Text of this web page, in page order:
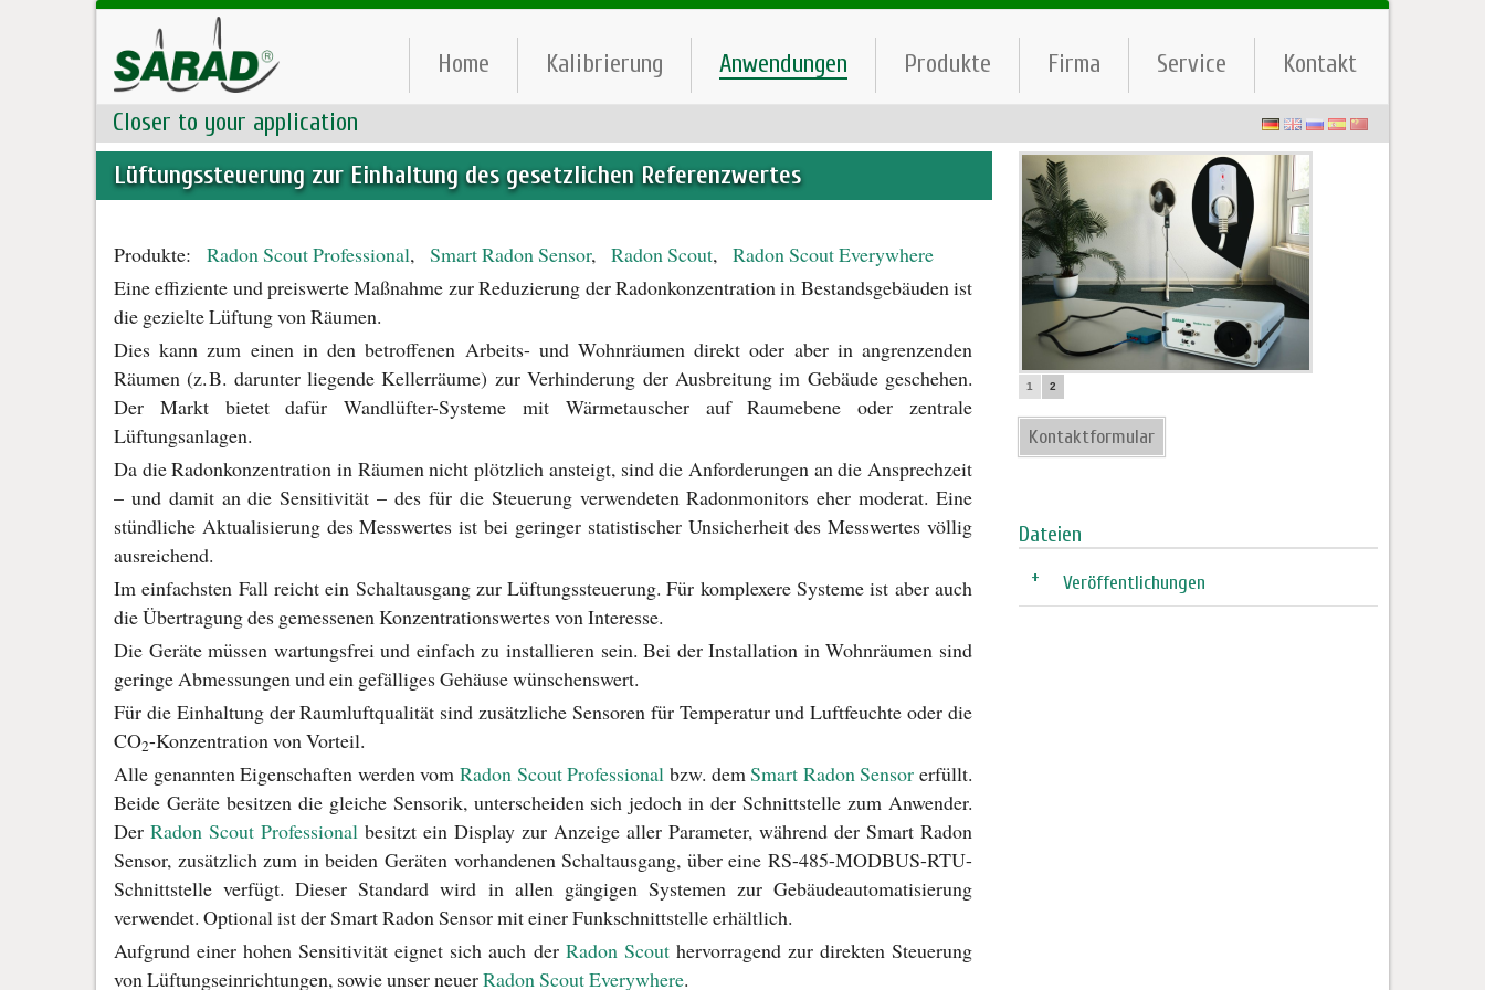
Home Kalibrierung Anwendungen Produkte Firma Service Kontakt
Closer to your application
Lüftungssteuerung zur Einhaltung des gesetzlichen Referenzwertes
1 2
Kontaktformular
Produkte: Radon Scout Professional, Smart Radon Sensor, Radon Scout,
Radon Scout Everywhere
Eine effiziente und preiswerte Maßnahme zur Reduzierung der Radonkonzentration in Bestandsgebäuden ist
die gezielte Lüftung von Räumen.
Dies kann zum einen in den betroffenen Arbeits- und Wohnräumen direkt oder aber in angrenzenden
Räumen (z. B. darunter liegende Kellerräume) zur Verhinderung der Ausbreitung im Gebäude geschehen.
Der Markt bietet dafür Wandlüfter-Systeme mit Wärmetauscher auf Raumebene oder zentrale
Lüftungsanlagen.
Da die Radonkonzentration in Räumen nicht plötzlich ansteigt, sind die Anforderungen an die Ansprechzeit
– und damit an die Sensitivität – des für die Steuerung verwendeten Radonmonitors eher moderat. Eine
stündliche Aktualisierung des Messwertes ist bei geringer statistischer Unsicherheit des Messwertes völlig
ausreichend.
Im einfachsten Fall reicht ein Schaltausgang zur Lüftungssteuerung. Für komplexere Systeme ist aber auch
die Übertragung des gemessenen Konzentrationswertes von Interesse.
Die Geräte müssen wartungsfrei und einfach zu installieren sein. Bei der Installation in Wohnräumen sind
geringe Abmessungen und ein gefälliges Gehäuse wünschenswert.
Für die Einhaltung der Raumluftqualität sind zusätzliche Sensoren für Temperatur und Luftfeuchte oder die
CO2-Konzentration von Vorteil.
Alle genannten Eigenschaften werden vomRadon Scout Professional bzw. demSmart Radon Sensor erfüllt.
Beide Geräte besitzen die gleiche Sensorik, unterscheiden sich jedoch in der Schnittstelle zum Anwender.
Der Radon Scout Professional besitzt ein Display zur Anzeige aller Parameter, während der Smart Radon
Sensor, zusätzlich zum in beiden Geräten vorhandenen Schaltausgang, über eine RS-485-MODBUS-RTU-
Schnittstelle verfügt. Dieser Standard wird in allen gängigen Systemen zur Gebäudeautomatisierung
verwendet. Optional ist der Smart Radon Sensor mit einer Funkschnittstelle erhältlich.
Aufgrund einer hohen Sensitivität eignet sich auch der Radon Scouthervorragend zur direkten Steuerung
von Lüftungseinrichtungen, sowie unser neuerRadon Scout Everywhere.
Dateien
+ Veröffentlichungen